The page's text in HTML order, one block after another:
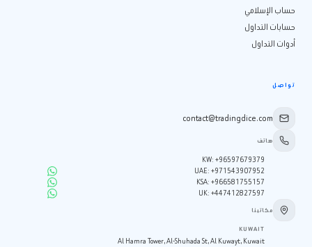
حساب الإسلامي
حسابات التداول
أدوات التداول
تواصل
contact@tradingdice.com
هاتف
KW:+96597679379
UAE:+971543907952
KSA:+966581755157
UK:+447412827597
مكاتبنا
KUWAIT
Al Hamra Tower, Al-Shuhada St, Al Kuwayt, Kuwait